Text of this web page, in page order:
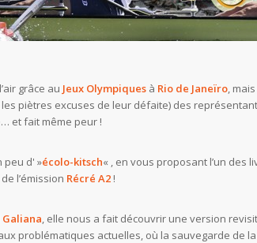
grâce au Jeux Olympiques à Rio de Janeïro,
piètres excuses de leur défaite) des
et fait même peur !
peu d' »écolo-kitsch« , en vous proposant l’un des
l’émission Récré A2 !
Galiana, elle nous a fait découvrir une version
problématiques actuelles, où la sauvegarde de